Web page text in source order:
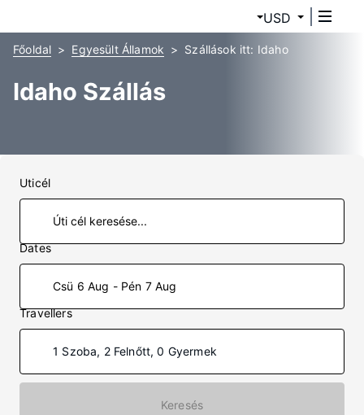
USD
Főoldal Egyesült Államok Szállások itt: Idaho
Idaho Szállás
Uticél
Dates
Csü 6 Aug - Pén 7 Aug
Travellers
1 Szoba, 2 Felnőtt, 0 Gyermek
Keresés